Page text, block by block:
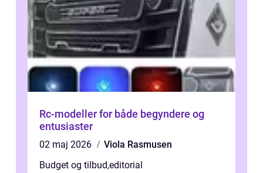
Rc-modeller for både begyndere og
entusiaster
02 maj 2026
Viola Rasmusen
Budget og tilbud,editorial